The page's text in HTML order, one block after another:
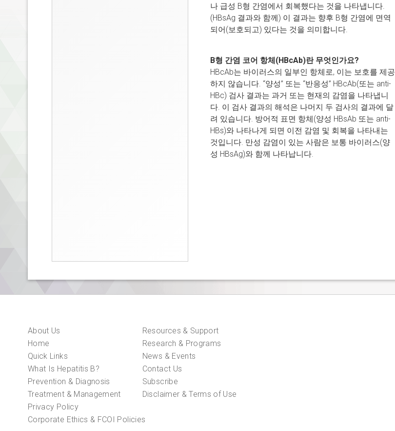
나 급성 B형 간염에서 회복했다는 것을 나타냅니다.
(HBsAg 결과와 함께) 이 결과는 향후 B형 간염에 면역
되어(보호되고) 있다는 것을 의미합니다.
B형 간염 코어 항체(HBcAb)란 무엇인가요?
HBcAb는 바이러스의 일부인 항체로, 이는 보호를 제공
하지 않습니다. “양성” 또는 “반응성” HBcAb(또는 anti-
HBc) 검사 결과는 과거 또는 현재의 감염을 나타냅니
다. 이 검사 결과의 해석은 나머지 두 검사의 결과에 달
려 있습니다. 방어적 표면 항체(양성 HBsAb 또는 anti-
HBs)와 나타나게 되면 이전 감염 및 회복을 나타내는
것입니다. 만성 감염이 있는 사람은 보통 바이러스(양
성 HBsAg)와 함께 나타납니다.
About Us
Home
Quick Links
What Is Hepatitis B?
Prevention & Diagnosis
Treatment & Management
Resources & Support
Research & Programs
News & Events
Contact Us
Subscribe
Disclaimer & Terms of Use
Privacy Policy
Corporate Ethics & FCOI Policies